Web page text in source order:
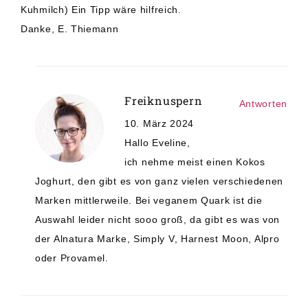
Kuhmilch) Ein Tipp wäre hilfreich.
Danke, E. Thiemann
Freiknuspern
10. März 2024
Hallo Eveline,
ich nehme meist einen Kokos
Joghurt, den gibt es von ganz vielen verschiedenen
Marken mittlerweile. Bei veganem Quark ist die
Auswahl leider nicht sooo groß, da gibt es was von
der Alnatura Marke, Simply V, Harnest Moon, Alpro
oder Provamel.
Antworten